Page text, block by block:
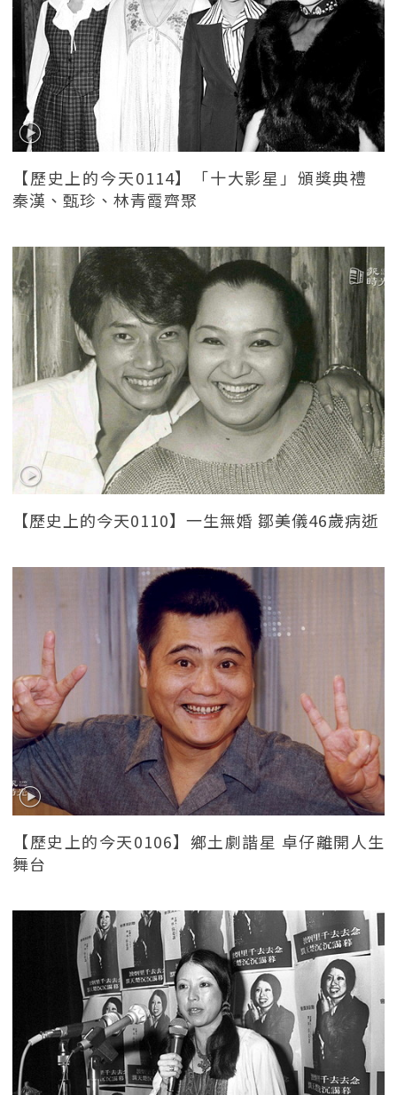
【歷史上的今天0114】「十大影星」頒獎典禮
秦漢、甄珍、林青霞齊聚
【歷史上的今天0110】一生無婚 鄒美儀46歲病逝
【歷史上的今天0106】鄉土劇諧星 卓仔離開人生
舞台